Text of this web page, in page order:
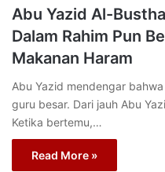
Abu Yazid Al-
Dalam Rahim Pun
Makanan Haram
Abu Yazid mendengar
guru besar. Dari jauh Abu
Ketika bertemu,…
Read More »